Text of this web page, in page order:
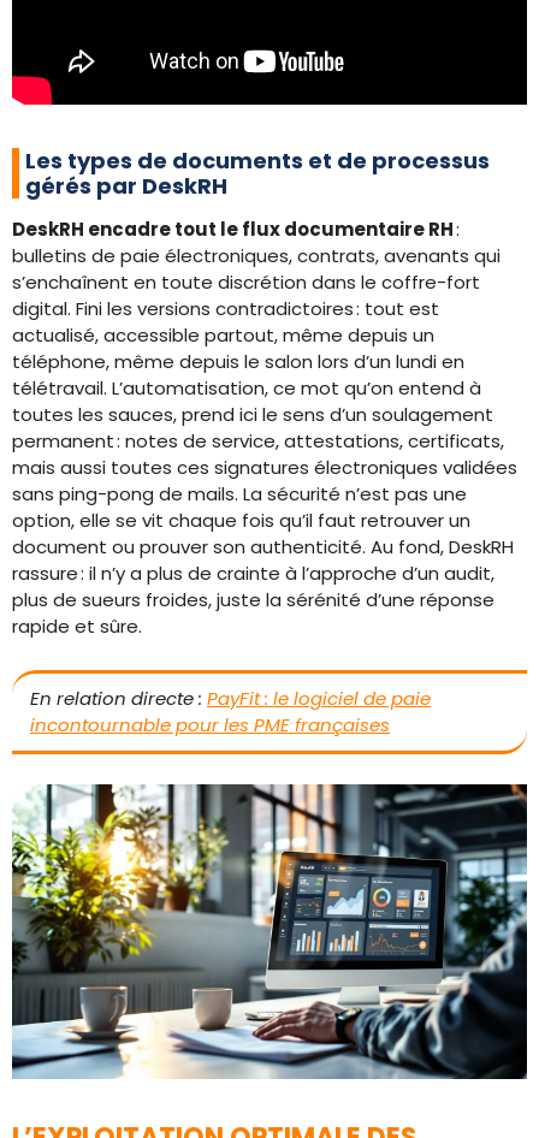
Les types de documents et de processus
gérés par DeskRH
DeskRH encadre tout le flux documentaire RH:
bulletins de paie électroniques, contrats, avenants qui
s’enchaînent en toute discrétion dans le coffre-fort
digital. Fini les versions contradictoires : tout est
actualisé, accessible partout, même depuis un
téléphone, même depuis le salon lors d’un lundi en
télétravail. L’automatisation, ce mot qu’on entend à
toutes les sauces, prend ici le sens d’un soulagement
permanent : notes de service, attestations, certificats,
mais aussi toutes ces signatures électroniques validées
sans ping-pong de mails. La sécurité n’est pas une
option, elle se vit chaque fois qu’il faut retrouver un
document ou prouver son authenticité. Au fond, DeskRH
rassure : il n’y a plus de crainte à l’approche d’un audit,
plus de sueurs froides, juste la sérénité d’une réponse
rapide et sûre.
En relation directe : PayFit : le logiciel de paie
incontournable pour les PME françaises